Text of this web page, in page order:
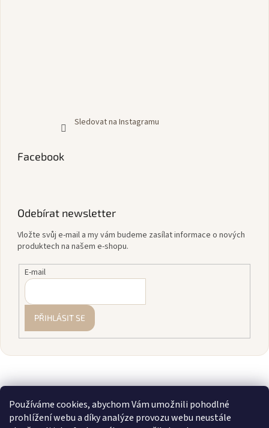
Používáme cookies, abychom Vám umožnili pohodlné
prohlížení webu a díky analýze provozu webu neustále
Sledovat na Instagramu
Facebook
Odebírat newsletter
Vložte svůj e-mail a my vám budeme zasílat informace o nových
produktech na našem e-shopu.
E-mail
PŘIHLÁSIT SE